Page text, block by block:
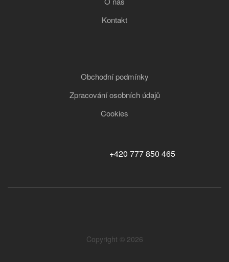
Kontakt
Obchodní podmínky
Zpracování osobních údajů
Cookies
+420 777 850 465
Copyright © 2026